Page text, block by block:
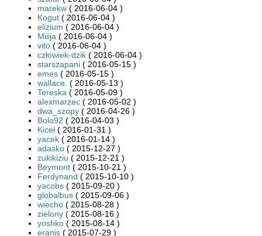
marekw ( 2016-06-04 )
Kogut ( 2016-06-04 )
elizium ( 2016-06-04 )
Miiija ( 2016-06-04 )
vito ( 2016-06-04 )
człowiek-dzik ( 2016-06-04 )
starszapani ( 2016-05-15 )
emes ( 2016-05-15 )
wallace. ( 2016-05-13 )
Tereska ( 2016-05-09 )
alexmarzec ( 2016-05-02 )
dwa_szopy ( 2016-04-26 )
Bolo92 ( 2016-04-03 )
Kiceł ( 2016-01-31 )
yacek ( 2016-01-14 )
adasko ( 2015-12-27 )
zukikiziu ( 2015-12-21 )
Beymont ( 2015-10-21 )
Ferdynand ( 2015-10-10 )
yacobs ( 2015-09-20 )
globalbus ( 2015-09-06 )
wiecho ( 2015-08-28 )
zielony ( 2015-08-16 )
yoshko ( 2015-08-14 )
eranis ( 2015-07-29 )